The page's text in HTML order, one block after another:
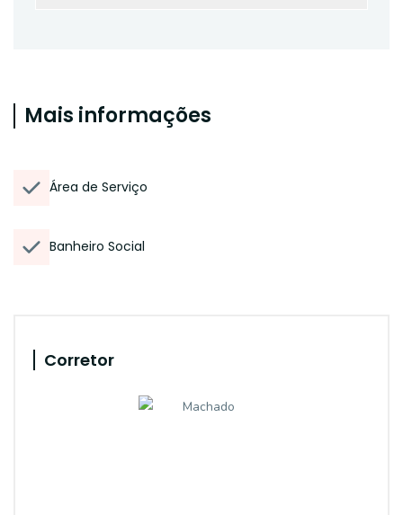
Mais informações
Área de Serviço
Banheiro Social
Corretor